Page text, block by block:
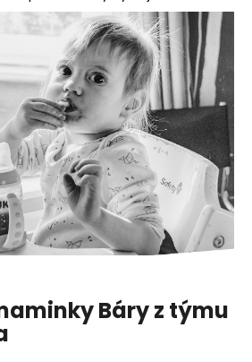
Báry z týmu